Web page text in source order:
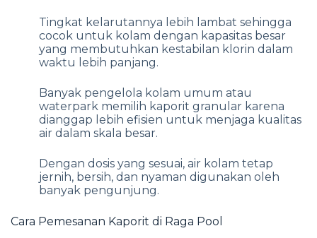
Tingkat kelarutannya lebih lambat sehingga
cocok untuk kolam dengan kapasitas besar
yang membutuhkan kestabilan klorin dalam
waktu lebih panjang.
Banyak pengelola kolam umum atau
waterpark memilih kaporit granular karena
dianggap lebih efisien untuk menjaga kualitas
air dalam skala besar.
Dengan dosis yang sesuai, air kolam tetap
jernih, bersih, dan nyaman digunakan oleh
banyak pengunjung.
Cara Pemesanan Kaporit di Raga Pool